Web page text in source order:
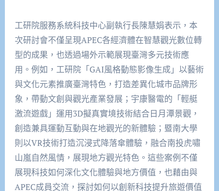
工研院服務系統科技中心副執行長陳慧娟表示，本
次研討會不僅呈現APEC各經濟體在智慧觀光數位轉
型的成果，也透過場外示範展現臺灣多元技術應
用。例如，工研院「GAI風格動態影像生成」以藝術
與文化元素推廣臺灣特色，打造差異化城市品牌形
象，帶動文創與觀光產業發展；宇康醫電的「輕艇
激流遊戲」運用3D擬真實境技術結合日月潭景觀，
創造兼具運動互動與在地觀光的新體驗；暨南大學
則以VR技術打造沉浸式降落傘體驗，融合南投虎嘯
山嵐自然風情，展現地方觀光特色。這些案例不僅
展現科技如何深化文化體驗與地方價值，也藉由與
APEC成員交流，探討如何以創新科技提升旅遊價值